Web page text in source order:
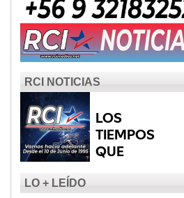
RCI NOTICIAS
LO + LEÍDO